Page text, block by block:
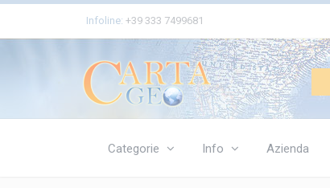
Infoline: +39 333 7499681
Categorie Info Azienda
Cookies management panel